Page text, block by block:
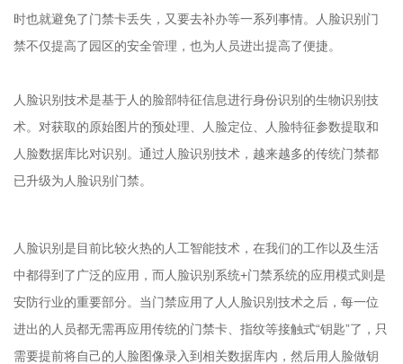
时也就避免了门禁卡丢失，又要去补办等一系列事情。人脸识别门
禁不仅提高了园区的安全管理，也为人员进出提高了便捷。
人脸识别技术是基于人的脸部特征信息进行身份识别的生物识别技
术。对获取的原始图片的预处理、人脸定位、人脸特征参数提取和
人脸数据库比对识别。通过人脸识别技术，越来越多的传统门禁都
已升级为人脸识别门禁。
人脸识别是目前比较火热的人工智能技术，在我们的工作以及生活
中都得到了广泛的应用，而人脸识别系统+门禁系统的应用模式则是
安防行业的重要部分。当门禁应用了人人脸识别技术之后，每一位
进出的人员都无需再应用传统的门禁卡、指纹等接触式“钥匙”了，只
需要提前将自己的人脸图像录入到相关数据库内，然后用人脸做钥